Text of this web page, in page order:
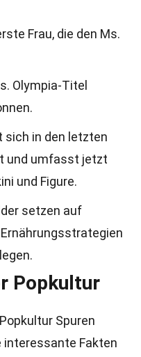
Frau, die den Ms.
Olympia-Titel
sich in den letzten
und umfasst jetzt
und Figure.
setzen auf
Popkultur
Spuren
interessante Fakten